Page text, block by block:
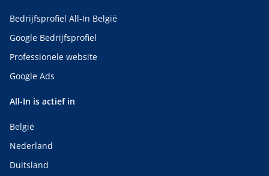
Bedrijfsprofiel All-In België
Google Bedrijfsprofiel
Professionele website
Google Ads
All-In is actief in
België
Nederland
Duitsland